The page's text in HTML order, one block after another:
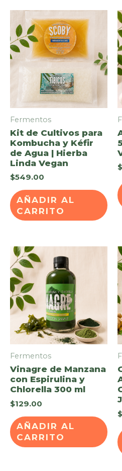
Fermentos
Kit de Cultivos para
Kombucha y Kéfir
de Agua | Hierba
Linda Vegan
$549.00
AÑADIR AL
CARRITO
$
Fermentos
Vinagre de Manzana
con Espirulina y
Chlorella 300 ml
$129.00
AÑADIR AL
CARRITO
$